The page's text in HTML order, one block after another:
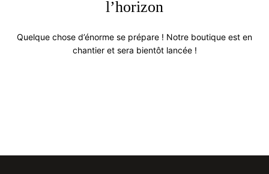
l’horizon
Quelque chose d’énorme se prépare ! Notre boutique est en
chantier et sera bientôt lancée !